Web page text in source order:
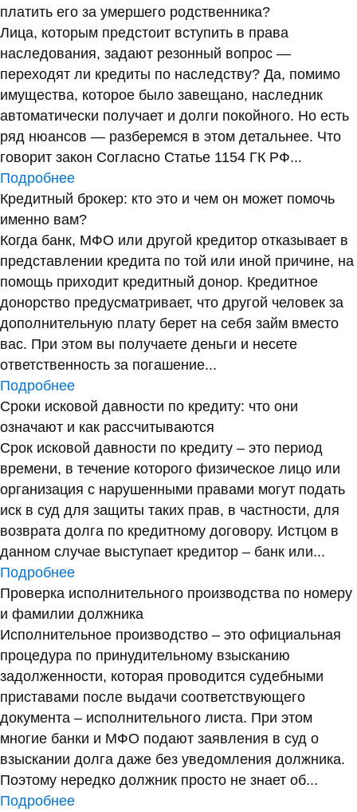
платить его за умершего родственника?
Лица, которым предстоит вступить в права
наследования, задают резонный вопрос —
переходят ли кредиты по наследству? Да, помимо
имущества, которое было завещано, наследник
автоматически получает и долги покойного. Но есть
ряд нюансов — разберемся в этом детальнее. Что
говорит закон Согласно Статье 1154 ГК РФ...
Подробнее
Кредитный брокер: кто это и чем он может помочь
именно вам?
Когда банк, МФО или другой кредитор отказывает в
представлении кредита по той или иной причине, на
помощь приходит кредитный донор. Кредитное
донорство предусматривает, что другой человек за
дополнительную плату берет на себя займ вместо
вас. При этом вы получаете деньги и несете
ответственность за погашение...
Подробнее
Сроки исковой давности по кредиту: что они
означают и как рассчитываются
Срок исковой давности по кредиту – это период
времени, в течение которого физическое лицо или
организация с нарушенными правами могут подать
иск в суд для защиты таких прав, в частности, для
возврата долга по кредитному договору. Истцом в
данном случае выступает кредитор – банк или...
Подробнее
Проверка исполнительного производства по номеру
и фамилии должника
Исполнительное производство – это официальная
процедура по принудительному взысканию
задолженности, которая проводится судебными
приставами после выдачи соответствующего
документа – исполнительного листа. При этом
многие банки и МФО подают заявления в суд о
взыскании долга даже без уведомления должника.
Поэтому нередко должник просто не знает об...
Подробнее